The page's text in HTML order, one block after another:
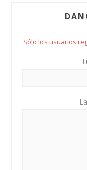
Sólo los usuarios